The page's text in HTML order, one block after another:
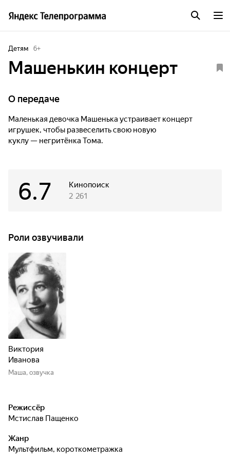
Детям 6+
Машенькин концерт
О передаче
Маленькая девочка Машенька устраивает концерт
игрушек, чтобы развеселить свою новую
куклу — негритёнка Тома.
Кинопоиск
6.7 2 261
Роли озвучивали
Виктория
Иванова
Маша, озвучка
Режиссёр
Мстислав Пащенко
Жанр
мультфильм, короткометражка